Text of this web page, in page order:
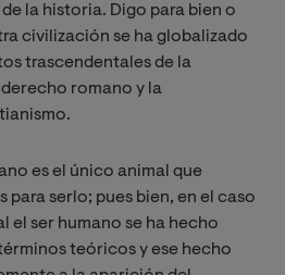
la historia. Digo para bien o
civilización se ha globalizado
trascendentales de la
romano y la
es el único animal que
para serlo; pues bien, en el caso
el ser humano se ha hecho
teóricos y ese hecho